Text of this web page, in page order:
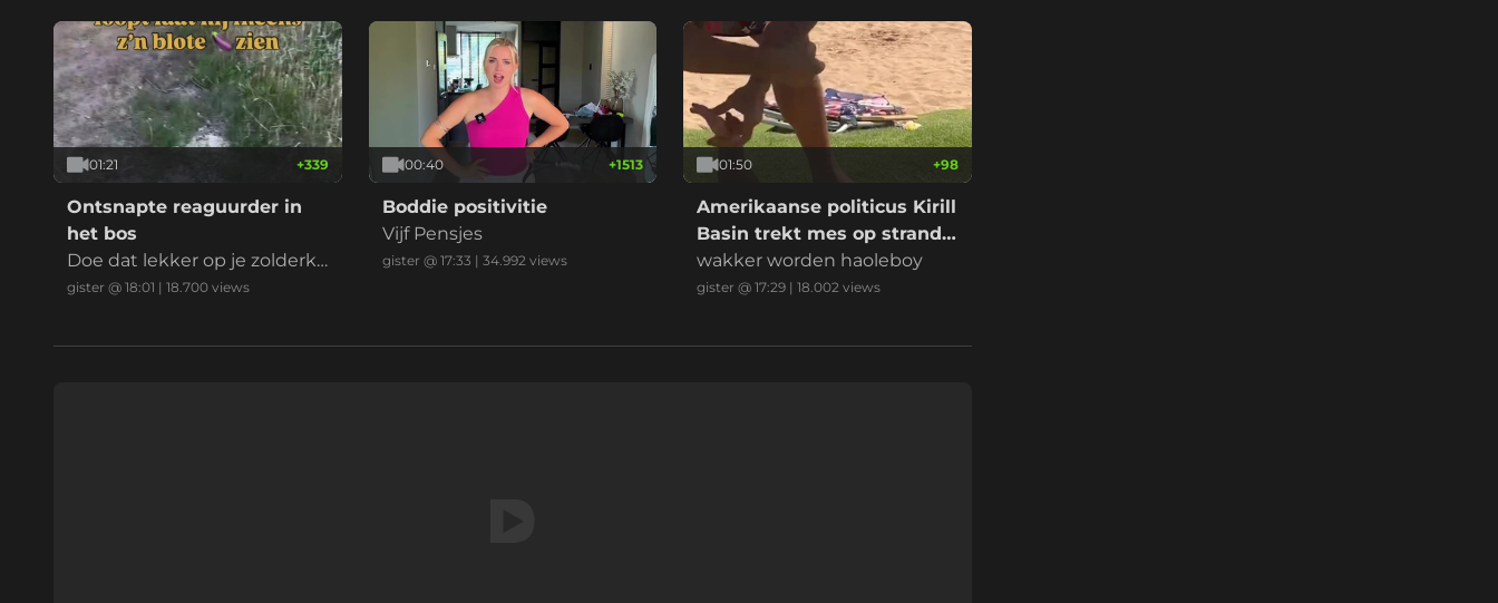
01:21 +339
Ontsnapte reaguurder in
het bos
Doe dat lekker op je zolderka
mer mafkees
gister @ 18:01 | 18.700 views
00:40 +1513
Boddie positivitie
Vijf Pensjes
gister @ 17:33 | 34.992views
01:50 +98
Amerikaanse politicus Kirill
Basin trekt mes op strand
Hawaii
wakker worden haoleboy
gister @ 17:29 |18.002 views